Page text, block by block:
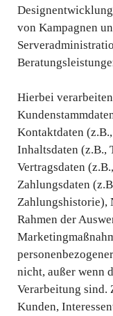
von Kampagnen
Hierbei
Kontaktdaten
Inhaltsdaten (z.B.,
Vertragsdaten
Zahlungsdaten
Zahlungshistorie),
Rahmen der
nicht, außer wenn
Verarbeitung sind.
Kunden,